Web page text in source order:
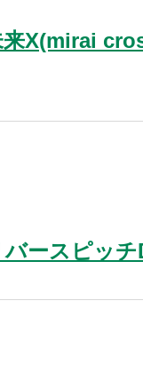
来X(mirai
ースピッチ